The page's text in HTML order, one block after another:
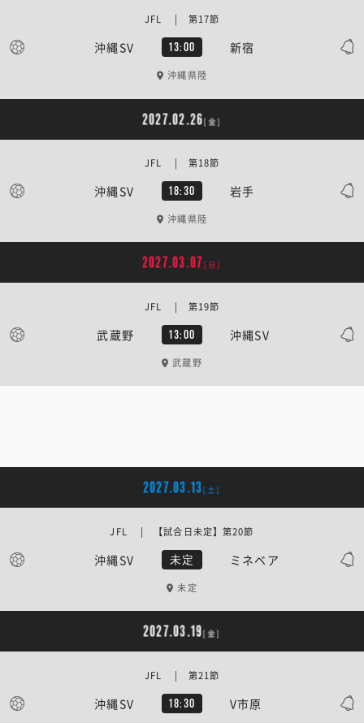
沖縄SV 13:00 新宿
JFL | 第17節
沖縄県陸
2027.02.26[金]
沖縄SV 18:30 岩手
JFL | 第18節
沖縄県陸
2027.03.07[日]
武蔵野 13:00 沖縄SV
JFL | 第19節
武蔵野
2027.03.13[土]
沖縄SV 未定 ミネベア
JFL | 【試合日未定】第20節
未定
2027.03.19[金]
沖縄SV 18:30 V市原
JFL | 第21節